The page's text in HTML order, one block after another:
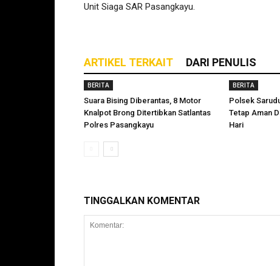
Unit Siaga SAR Pasangkayu.
ARTIKEL TERKAIT DARI PENULIS
BERITA
Suara Bising Diberantas, 8 Motor
Knalpot Brong Ditertibkan Satlantas
Polres Pasangkayu
BERITA
Polsek
Tetap Aman
Hari
TINGGALKAN KOMENTAR